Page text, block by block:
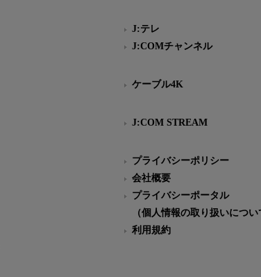
J:テレ
J:COMチャンネル
ケーブル4K
J:COM STREAM
プライバシーポリシー
会社概要
プライバシーポータル
（個人情報の取り扱いについ
利用規約